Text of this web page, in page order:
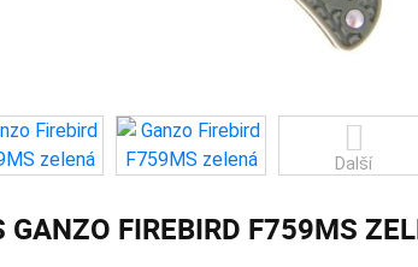
Další
GANZO FIREBIRD F759MS